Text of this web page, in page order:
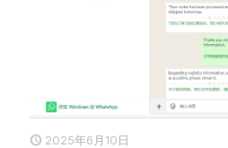
2025年6月10日